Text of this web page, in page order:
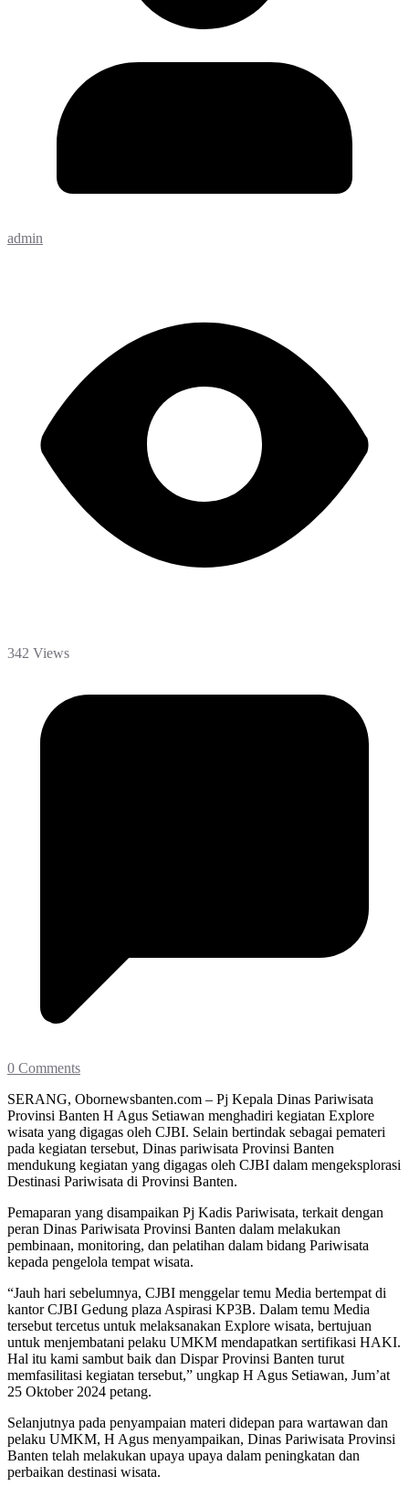
admin
342 Views
0 Comments
SERANG, Obornewsbanten.com – Pj Kepala Dinas Pariwisata
Provinsi Banten H Agus Setiawan menghadiri kegiatan Explore
wisata yang digagas oleh CJBI. Selain bertindak sebagai pemateri
pada kegiatan tersebut, Dinas pariwisata Provinsi Banten
mendukung kegiatan yang digagas oleh CJBI dalam mengeksplorasi
Destinasi Pariwisata di Provinsi Banten.
Pemaparan yang disampaikan Pj Kadis Pariwisata, terkait dengan
peran Dinas Pariwisata Provinsi Banten dalam melakukan
pembinaan, monitoring, dan pelatihan dalam bidang Pariwisata
kepada pengelola tempat wisata.
“Jauh hari sebelumnya, CJBI menggelar temu Media bertempat di
kantor CJBI Gedung plaza Aspirasi KP3B. Dalam temu Media
tersebut tercetus untuk melaksanakan Explore wisata, bertujuan
untuk menjembatani pelaku UMKM mendapatkan sertifikasi HAKI.
Hal itu kami sambut baik dan Dispar Provinsi Banten turut
memfasilitasi kegiatan tersebut,” ungkap H Agus Setiawan, Jum’at
25 Oktober 2024 petang.
Selanjutnya pada penyampaian materi didepan para wartawan dan
pelaku UMKM, H Agus menyampaikan, Dinas Pariwisata Provinsi
Banten telah melakukan upaya upaya dalam peningkatan dan
perbaikan destinasi wisata.